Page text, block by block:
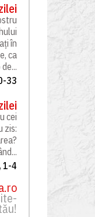
în
ca
33
cei
zis:
1-4